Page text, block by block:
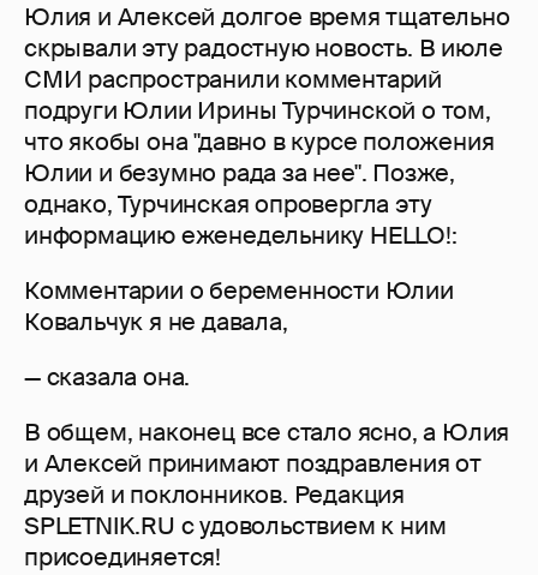
Юлия и Алексей долгое время тщательно
скрывали эту радостную новость. В июле
СМИ распространили комментарий
подруги Юлии Ирины Турчинской о том,
что якобы она "давно в курсе положения
Юлии и безумно рада за нее". Позже,
однако, Турчинская опровергла эту
информацию еженедельнику HELLO!:
Комментарии о беременности Юлии
Ковальчук я не давала,
— сказала она.
В общем, наконец все стало ясно, а Юлия
и Алексей принимают поздравления от
друзей и поклонников. Редакция
SPLETNIK.RU с удовольствием к ним
присоединяется!